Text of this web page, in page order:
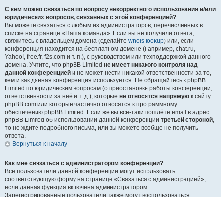
С кем можно связаться по вопросу некорректного использования и/или
юридических вопросов, связанных с этой конференцией?
Вы можете связаться с любым из администраторов, перечисленных в
списке на странице «Наша команда». Если вы не получили ответа,
свяжитесь с владельцем домена (сделайте whois lookup) или, если
конференция находится на бесплатном домене (например, chat.ru,
Yahoo!, free.fr, f2s.com и т. п.), с руководством или техподдержкой данного
домена. Учтите, что phpBB Limited не имеет никакого контроля над
данной конференцией и не может нести никакой ответственности за то,
кем и как данная конференция используется. Не обращайтесь к phpBB
Limited по юридическим вопросам (о приостановке работы конференции,
ответственности за неё и т. д.), которые не относятся напрямую к сайту
phpBB.com или которые частично относятся к программному
обеспечению phpBB Limited. Если же вы всё-таки пошлёте email в адрес
phpBB Limited об использовании данной конференции третьей стороной,
то не ждите подробного письма, или вы можете вообще не получить
ответа.
Вернуться к началу
Как мне связаться с администратором конференции?
Все пользователи данной конференции могут использовать
соответствующую форму на странице «Связаться с администрацией»,
если данная функция включена администратором.
Зарегистрированные пользователи также могут воспользоваться